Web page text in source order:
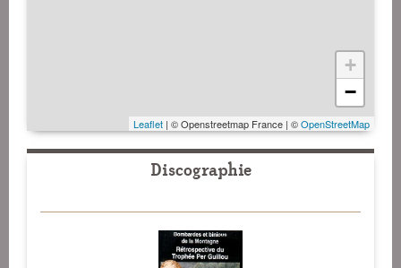
+
−
Leaflet | © Openstreetmap France | ©OpenStreetMap
Discographie